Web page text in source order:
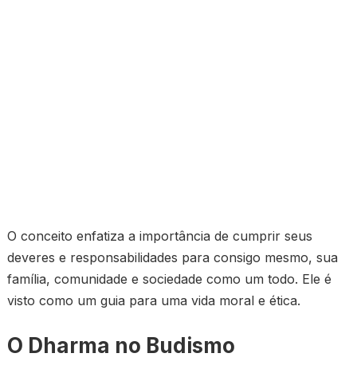
O conceito enfatiza a importância de cumprir seus
deveres e responsabilidades para consigo mesmo, sua
família, comunidade e sociedade como um todo. Ele é
visto como um guia para uma vida moral e ética.
O Dharma no Budismo